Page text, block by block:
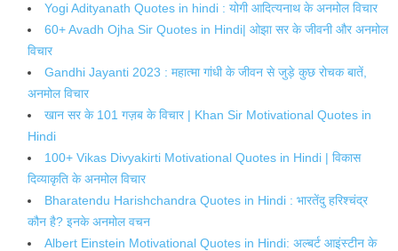
Yogi Adityanath Quotes in hindi : योगी आदित्यनाथ के अनमोल विचार
60+ Avadh Ojha Sir Quotes in Hindi| ओझा सर के जीवनी और अनमोल
विचार
Gandhi Jayanti 2023 : महात्मा गांधी के जीवन से जुड़े कुछ रोचक बातें,
अनमोल विचार
खान सर के 101 गज़ब के विचार | Khan Sir Motivational Quotes in
Hindi
100+ Vikas Divyakirti Motivational Quotes in Hindi | विकास
दिव्याकृति के अनमोल विचार
Bharatendu Harishchandra Quotes in Hindi : भारतेंदु हरिश्चंद्र
कौन है? इनके अनमोल वचन
Albert Einstein Motivational Quotes in Hindi: अल्बर्ट आइंस्टीन के